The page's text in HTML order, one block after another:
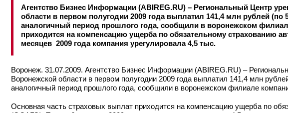
Агентство Бизнес Информации (ABIREG.RU) – Региональный Центр
области в первом полугодии 2009 года выплатил 141,4 млн рублей
аналогичный период прошлого года, сообщили в воронежском
приходится на компенсацию ущерба по обязательному страхованию
месяцев 2009 года компания урегулировала 4,5 тыс.
Воронеж. 31.07.2009. Агентство Бизнес Информации (ABIREG.RU) –
Воронежской области в первом полугодии 2009 года выплатил 141,4 млн
аналогичный период прошлого года, сообщили в воронежском филиале
Основная часть страховых выплат приходится на компенсацию ущерба по